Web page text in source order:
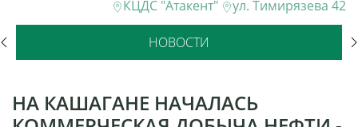
КЦДС "Атакент" ул. Тимирязева 42
НОВОСТИ
НА КАШАГАНЕ НАЧАЛАСЬ